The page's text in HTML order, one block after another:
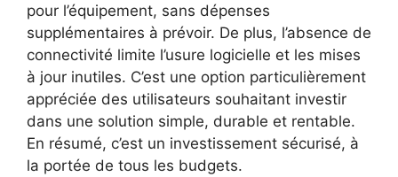
pour l’équipement, sans dépenses
supplémentaires à prévoir. De plus, l’absence de
connectivité limite l’usure logicielle et les mises
à jour inutiles. C’est une option particulièrement
appréciée des utilisateurs souhaitant investir
dans une solution simple, durable et rentable.
En résumé, c’est un investissement sécurisé, à
la portée de tous les budgets.